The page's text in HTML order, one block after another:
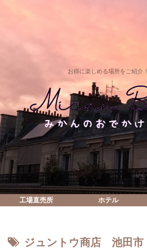
お得に楽しめる場所をご紹介！
工場直売所 ホテル
ジュントウ商店 池田市